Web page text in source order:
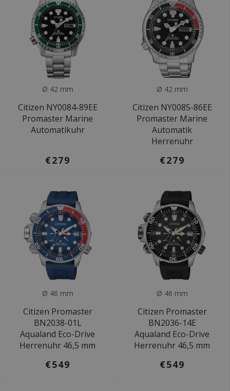
Ø 42 mm
Citizen NY0084-89EE
Promaster Marine
Automatikuhr
€279
Ø 42 mm
Citizen NY0085-86EE
Promaster Marine
Automatik
Herrenuhr
€279
Ø 46 mm
Citizen Promaster
BN2038-01L
Aqualand Eco-Drive
Herrenuhr 46,5 mm
€549
Ø 46 mm
Citizen Promaster
BN2036-14E
Aqualand Eco-Drive
Herrenuhr 46,5 mm
€549